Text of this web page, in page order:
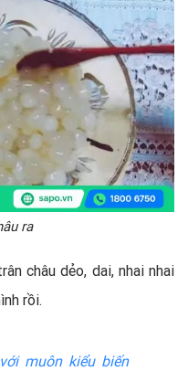
ra
châu dẻo, dai, nhai nhai
rồi.
muôn kiểu biến